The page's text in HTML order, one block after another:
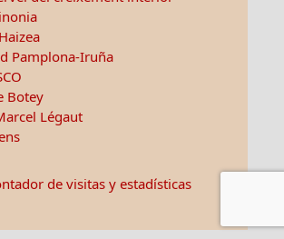
Pamplona-Iruña
Botey
Légaut